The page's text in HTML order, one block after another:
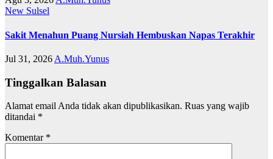
New Sulsel
Sakit Menahun Puang Nursiah Hembuskan Napas Terakhir
Jul 31, 2026 A.Muh.Yunus
Tinggalkan Balasan
Alamat email Anda tidak akan dipublikasikan. Ruas yang wajib
ditandai *
Komentar *